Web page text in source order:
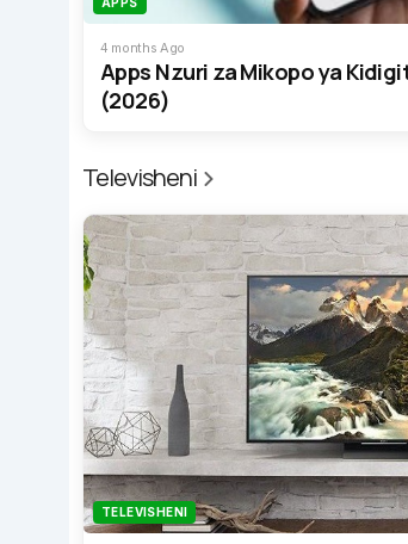
4 months Ago
Apps Nzuri za Mikopo ya
(2026)
Televisheni
TELEVISHENI